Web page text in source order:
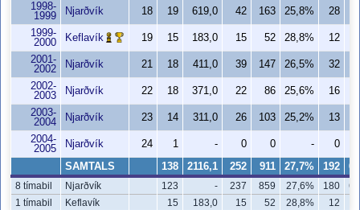
1998-
1999
Njarðvík 18 19 619,0 42 163 25,8% 28
1999-
2000
Keflavík 19 15 183,0 15 52 28,8% 12
2001-
2002
Njarðvík 21 18 411,0 39 147 26,5% 32
2002-
2003
Njarðvík 22 18 371,0 22 86 25,6% 16
2003-
2004
Njarðvík 23 14 311,0 26 103 25,2% 13
2004-
2005
Njarðvík 24 1 - 0 0 - 0
SAMTALS 138 2116,1 252 911 27,7% 192
8 tímabil Njarðvík 123 - 237 859 27,6% 180
1 tímabil
Keflavík 15 183,0 15 52 28,8% 12